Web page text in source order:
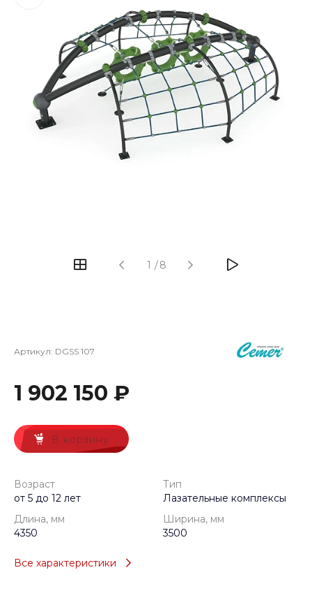
1 /8
Артикул: DGSS 107
1 902 150 ₽
В корзину
Возраст
от 5 до 12 лет
Тип
Лазательные комплексы
Длина, мм
4350
Ширина, мм
3500
Все характеристики